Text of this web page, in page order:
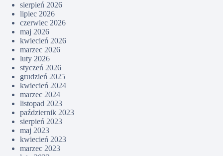
sierpień 2026
lipiec 2026
czerwiec 2026
maj 2026
kwiecień 2026
marzec 2026
luty 2026
styczeń 2026
grudzień 2025
kwiecień 2024
marzec 2024
listopad 2023
październik 2023
sierpień 2023
maj 2023
kwiecień 2023
marzec 2023